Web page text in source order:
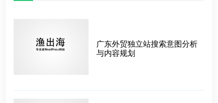
广东外贸独立站搜索意图分析
与内容规划